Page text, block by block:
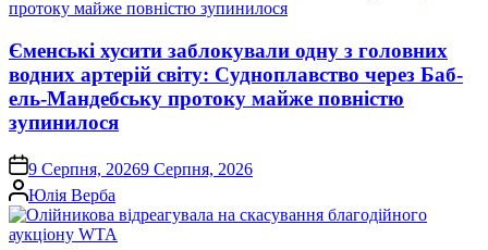
Єменські хусити заблокували одну з головних
водних артерій світу: Судноплавство через Баб-
ель-Мандебську протоку майже повністю
зупинилося
on9 Серпня, 20269 Серпня, 2026
Опубліковано
Юлія Верба